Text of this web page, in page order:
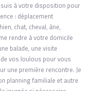
à votre disposition pour
: déplacement
chat, cheval, âne,
rendre à votre domicile
balade, une visite
vos loulous pour vous
une première rencontre. Je
planning familiale et autre